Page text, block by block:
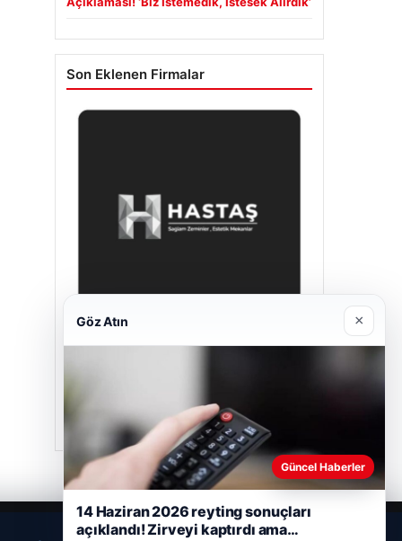
Son Eklenen Firmalar
Göz Atın ×
Güncel Haberler
14 Haziran 2026 reyting sonuçları
açıklandı! Zirveyi kaptırdı ama…